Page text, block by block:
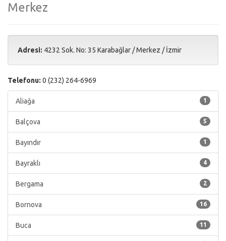
Merkez
Adresi: 4232 Sok. No: 35 Karabağlar /Merkez /İzmir
Telefonu: 0 (232) 264-6969
1
Aliağa
5
Balçova
1
Bayındır
4
Bayraklı
2
Bergama
16
Bornova
11
Buca